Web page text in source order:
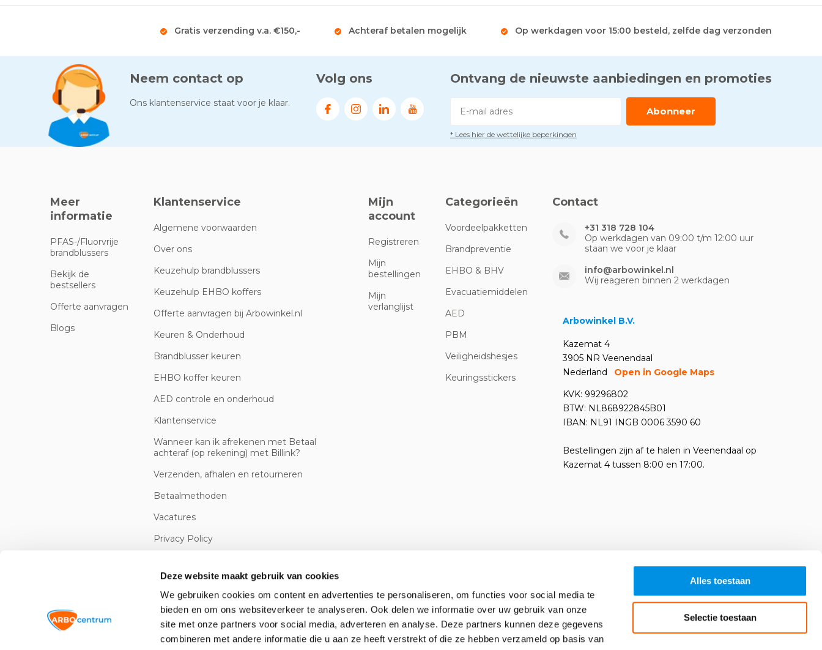
Deze website maakt gebruik van cookies
We gebruiken cookies om content en advertenties te personaliseren, om functies voor social media te
bieden en om ons websiteverkeer te analyseren. Ook delen we informatie over uw gebruik van onze
site met onze partners voor social media, adverteren en analyse. Deze partners kunnen deze gegevens
combineren met andere informatie die u aan ze heeft verstrekt of die ze hebben verzameld op basis van
Alles toestaan
Selectie toestaan
Gratis verzending v.a. €150,- Achteraf betalen mogelijk Op werkdagen voor 15:00 besteld, zelfde dag verzonden
Neem contact op
Ons klantenservice staat voor je klaar.
Volg ons Ontvang de nieuwste aanbiedingen en promoties
Abonneer
* Lees hier de wettelijke beperkingen
Meer
informatie
PFAS-/Fluorvrije
brandblussers
Bekijk de
bestsellers
Offerte aanvragen
Blogs
Klantenservice
Algemene voorwaarden
Over ons
Keuzehulp brandblussers
Keuzehulp EHBO koffers
Offerte aanvragen bij Arbowinkel.nl
Keuren & Onderhoud
Brandblusser keuren
EHBO koffer keuren
AED controle en onderhoud
Klantenservice
Wanneer kan ik afrekenen met Betaal
achteraf (op rekening) met Billink?
Verzenden, afhalen en retourneren
Betaalmethoden
Vacatures
Privacy Policy
Mijn
account
Registreren
Mijn
bestellingen
Mijn
verlanglijst
Categorieën
Voordeelpakketten
Brandpreventie
EHBO & BHV
Evacuatiemiddelen
AED
PBM
Veiligheidshesjes
Keuringsstickers
Contact
+31 318 728 104
Op werkdagen van 09:00 t/m 12:00 uur
staan we voor je klaar
info@arbowinkel.nl
Wij reageren binnen 2 werkdagen
Arbowinkel B.V.
Kazemat 4
3905 NR Veenendaal
Nederland
Open in Google Maps
KVK: 99296802
BTW: NL868922845B01
IBAN: NL91 INGB 0006 3590 60
Bestellingen zijn af te halen in Veenendaal op
Kazemat 4 tussen 8:00 en 17:00.